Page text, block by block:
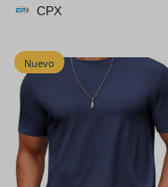
CPX
Nuevo